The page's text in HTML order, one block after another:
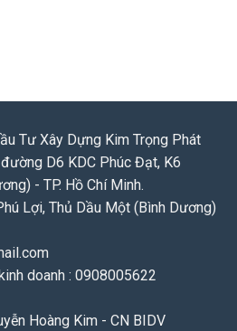
Tư Xây Dựng Kim Trọng Phát
D6 KDC Phúc Đạt, K6
- TP. Hồ Chí Minh.
Lợi, Thủ Dầu Một (Bình Dương)
doanh : 0908005622
Hoàng Kim - CN BIDV